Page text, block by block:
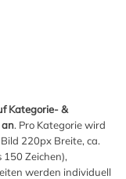
Kategorie- &
an. Pro Kategorie wird
220px Breite, ca.
Zeichen),
werden individuell